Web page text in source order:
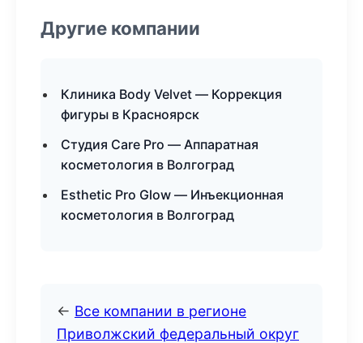
Другие компании
Клиника Body Velvet — Коррекция
фигуры в Красноярск
Студия Care Pro — Аппаратная
косметология в Волгоград
Esthetic Pro Glow — Инъекционная
косметология в Волгоград
← Все компании в регионе
Приволжский федеральный округ